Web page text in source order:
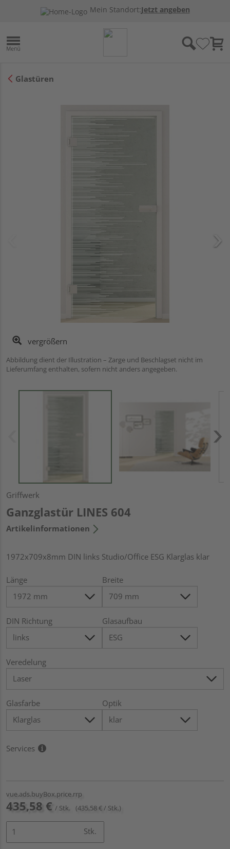
Mein Standort:Jetzt angeben
Glastüren
vergrößern
Abbildung dient der Illustration – Zarge und Beschlagset nicht im
Lieferumfang enthalten, sofern nicht anders angegeben.
Griffwerk
Ganzglastür LINES 604
Artikelinformationen
1972x709x8mm DIN links Studio/Office ESG Klarglas klar
Länge Breite
DIN Richtung Glasaufbau
Veredelung
Glasfarbe Optik
Services
vue.ads.buyBox.price.rrp
435,58 € / Stk. (435,58 € / Stk.)
Stk.